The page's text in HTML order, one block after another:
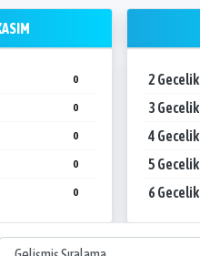
0
0
0
0
0
2 Gecelik
3 Gecelik
4 Gecelik
5 Gecelik
6 Gecelik